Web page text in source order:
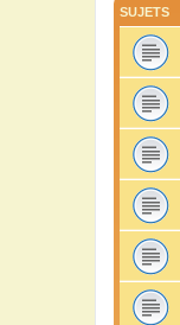
SUJETS